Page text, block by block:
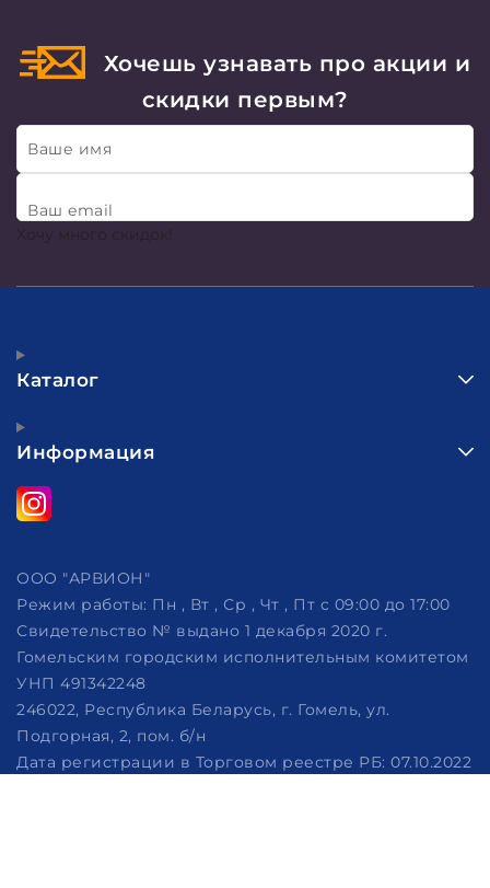
Хочешь узнавать про акции и
скидки первым?
Ваше имя
Ваш email
Хочу много скидок!
Каталог
Информация
ООО "АРВИОН"
Режим работы: Пн , Вт , Ср , Чт , Пт c 09:00 до 17:00
Свидетельство № выдано 1 декабря 2020 г.
Гомельским городским исполнительным комитетом
УНП 491342248
246022, Республика Беларусь, г. Гомель, ул.
Подгорная, 2, пом. б/н
Дата регистрации в Торговом реестре РБ: 07.10.2022